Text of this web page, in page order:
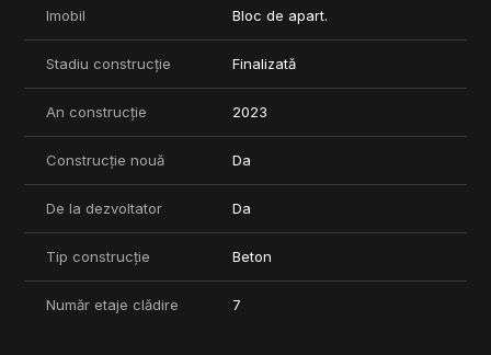
Imobil Bloc de apart.
Stadiu construcție Finalizată
An construcție 2023
Construcție nouă Da
De la dezvoltator Da
Tip construcție Beton
Număr etaje clădire 7